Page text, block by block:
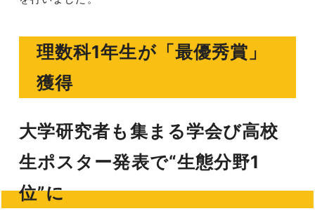
理数科1年生が「最優秀賞」
獲得
大学研究者も集まる学会び高校
生ポスター発表で“生態分野1
位”に